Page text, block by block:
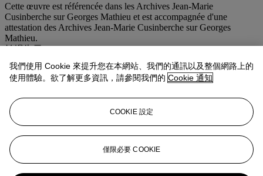
Cette œuvre est référencée dans les Archives Jean-Marie
Cusinberche sur Georges Mathieu et est accompagnée d'une
attestation des Archives Jean-Marie Cusinberche sur Georges
Mathieu.
拍場告示
Cette œuvre est référencée dans les Archives Jean-Marie
Cusinberche sur Georges Mathieu et est accompagnée d'une
attestation des Archives Jean-Marie Cusinberche sur Georges
This work is referenced in the Archives by Jean-Marie Cusinberche
on Georges Mathieu and is accompanied by a declaration from the
Archives by Jean-Marie Cusinberche Archives on Georges Mathieu.
我們使用 Cookie 來提升您在本網站、我們的通訊以及整個網路上的
使用體驗。欲了解更多資訊，請參閱我們的 Cookie 通知
COOKIE 設定
僅限必要 COOKIE